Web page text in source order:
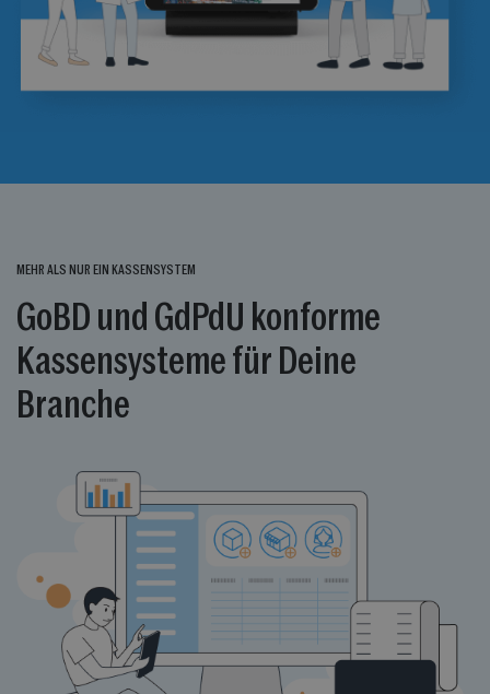
MEHR ALS NUR EIN KASSENSYSTEM
GoBD und GdPdU konforme
Kassensysteme für Deine
Branche